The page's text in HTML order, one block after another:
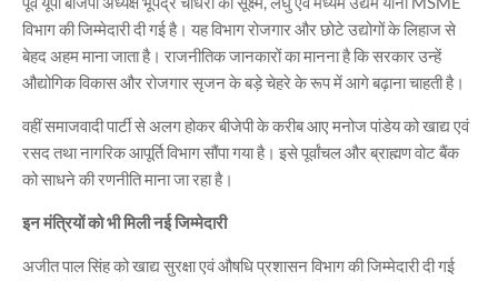
विभाग की जिम्मेदारी दी गई है। यह विभाग रोजगार और छोटे उद्योगों के लिहाज से
बेहद अहम माना जाता है। राजनीतिक जानकारों का मानना है कि सरकार उन्हें
औद्योगिक विकास और रोजगार सृजन के बड़े चेहरे के रूप में आगे बढ़ाना चाहती है।
वहीं समाजवादी पार्टी से अलग होकर बीजेपी के करीब आए मनोज पांडेय को खाद्य एवं
रसद तथा नागरिक आपूर्ति विभाग सौंपा गया है। इसे पूर्वांचल और ब्राह्मण वोट बैंक
को साधने की रणनीति माना जा रहा है।
इन मंत्रियों को भी मिली नई जिम्मेदारी
अजीत पाल सिंह को खाद्य सुरक्षा एवं औषधि प्रशासन विभाग की जिम्मेदारी दी गई